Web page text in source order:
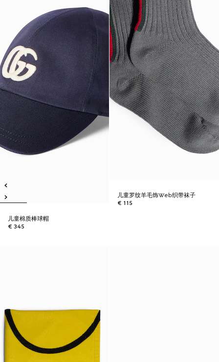
儿童棉质棒球帽
€ 345
儿童罗纹羊毛饰Web织带袜子
€ 115